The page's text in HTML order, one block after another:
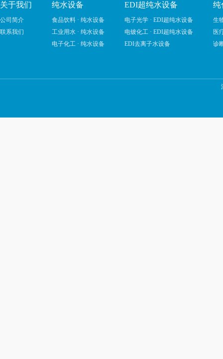
关于我们
公司简介
联系我们
纯水设备
食品饮料 · 纯水设备
工业用水 · 纯水设备
电子化工 · 纯水设备
EDI超纯水设备
电子光学 · EDI超纯水设备
电镀化工 · EDI超纯水设备
EDI去离子水设备
纯
生
医
诊